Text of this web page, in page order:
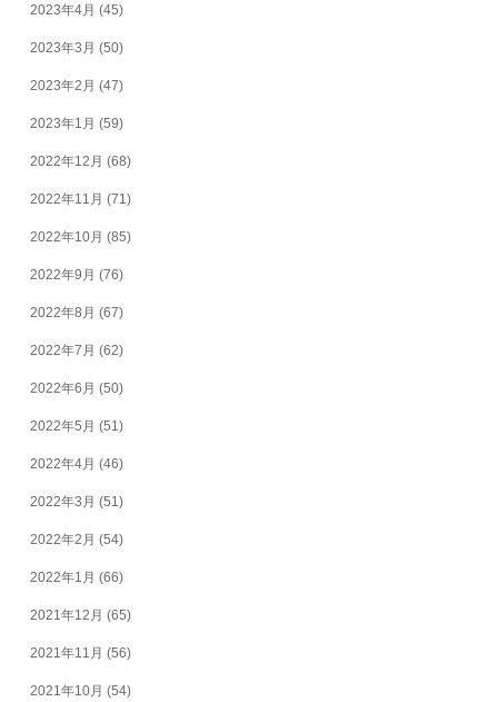
2023年4月 (45)
2023年3月 (50)
2023年2月 (47)
2023年1月 (59)
2022年12月 (68)
2022年11月 (71)
2022年10月 (85)
2022年9月 (76)
2022年8月 (67)
2022年7月 (62)
2022年6月 (50)
2022年5月 (51)
2022年4月 (46)
2022年3月 (51)
2022年2月 (54)
2022年1月 (66)
2021年12月 (65)
2021年11月 (56)
2021年10月 (54)